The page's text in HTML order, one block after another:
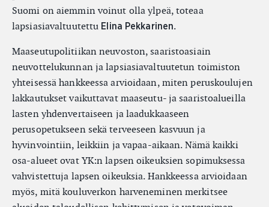
Suomi on aiemmin voinut olla ylpeä, toteaa
lapsiasiavaltuutettu Elina Pekkarinen.
Maaseutupolitiikan neuvoston, saaristoasiain
neuvottelukunnan ja lapsiasiavaltuutetun toimiston
yhteisessä hankkeessa arvioidaan, miten peruskoulujen
lakkautukset vaikuttavat maaseutu- ja saaristoalueilla
lasten yhdenvertaiseen ja laadukkaaseen
perusopetukseen sekä terveeseen kasvuun ja
hyvinvointiin, leikkiin ja vapaa-aikaan. Nämä kaikki
osa-alueet ovat YK:n lapsen oikeuksien sopimuksessa
vahvistettuja lapsen oikeuksia. Hankkeessa arvioidaan
myös, mitä kouluverkon harveneminen merkitsee